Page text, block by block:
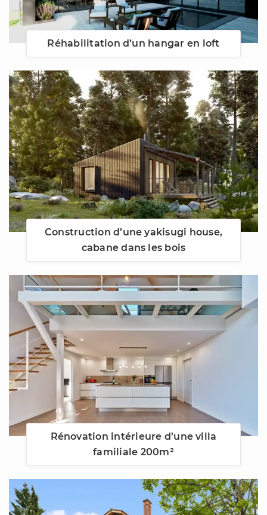
Réhabilitation d’un hangar en loft
Construction d’une yakisugi house,
cabane dans les bois
Rénovation intérieure d’une villa
familiale 200m²